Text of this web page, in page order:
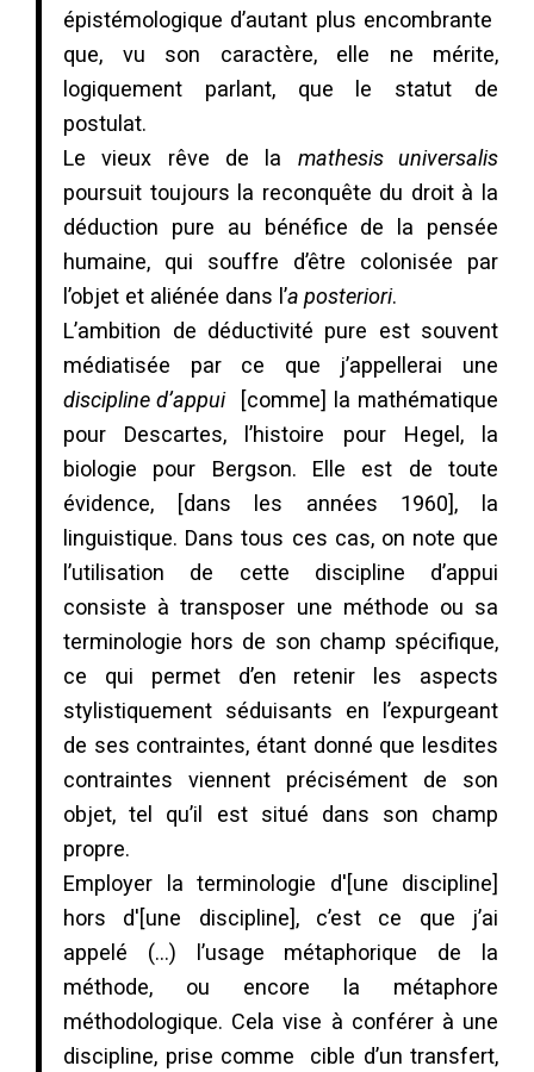
épistémologique d’autant plus encombrante
que, vu son caractère, elle ne mérite,
logiquement parlant, que le statut de
postulat.
Le vieux rêve de la mathesis universalis
poursuit toujours la reconquête du droit à la
déduction pure au bénéfice de la pensée
humaine, qui souffre d’être colonisée par
l’objet et aliénée dans l’a posteriori.
L’ambition de déductivité pure est souvent
médiatisée par ce que j’appellerai une
discipline d’appui[comme] la mathématique
pour Descartes, l’histoire pour Hegel, la
biologie pour Bergson. Elle est de toute
évidence, [dans les années 1960], la
linguistique. Dans tous ces cas, on note que
l’utilisation de cette discipline d’appui
consiste à transposer une méthode ou sa
terminologie hors de son champ spécifique,
ce qui permet d’en retenir les aspects
stylistiquement séduisants en l’expurgeant
de ses contraintes, étant donné que lesdites
contraintes viennent précisément de son
objet, tel qu’il est situé dans son champ
propre.
Employer la terminologie d'[une discipline]
hors d'[une discipline], c’est ce que j’ai
appelé (…) l’usage métaphorique de la
méthode, ou encore la métaphore
méthodologique. Cela vise à conférer à une
discipline, prise comme cible d’un transfert,